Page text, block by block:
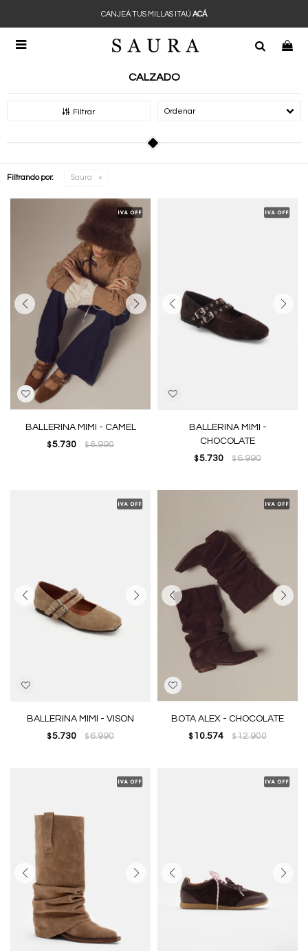

CANJEÁ TUS MILLAS ITAÚ ACÁ
CALZADO
Filtrar Recomendados
Filtrando por: Saura
BALLERINA MIMI - CAMEL
$ 5.730 $6.990
BALLERINA MIMI -
CHOCOLATE
$ 5.730 $6.990
BALLERINA MIMI - VISON
$ 5.730 $6.990
BOTA ALEX - CHOCOLATE
$ 10.574 $12.900